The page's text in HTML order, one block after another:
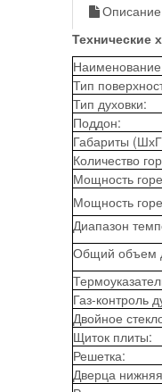
Описание
Технические
Тип
Тип духовки:
Поддон:
Габариты
Количество
Мощность
Мощность
Диапазон
Общий объем
Газ-контроль
Двойное
Щиток плиты:
Решетка:
Дверца